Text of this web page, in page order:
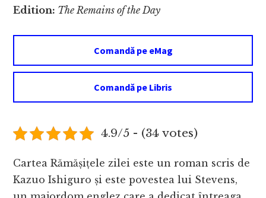
Edition: The Remains of the Day
Comandă pe eMag
Comandă pe Libris
4.9/5 - (34 votes)
Cartea Rămășițele zilei este un roman scris de
Kazuo Ishiguro și este povestea lui Stevens,